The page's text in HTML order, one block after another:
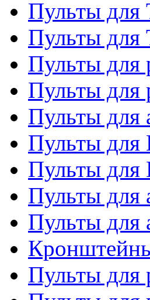
Пульты для
Пульты для
Пульты для
Пульты для
Пульты для
Пульты
Пульты
Пульты для
Пульты для
Пульты для